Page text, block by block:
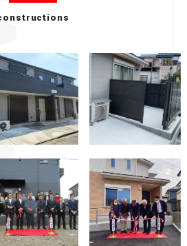
ァミールⅡ新築
工事
S様邸新築工事
なみ風１５新築
工事
いずみの輪様GH